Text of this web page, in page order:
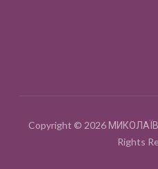
Copyright © 2026
Rights